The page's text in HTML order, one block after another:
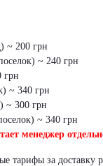
~ 200 грн
~ 240 грн
грн
~ 340 грн
~ 300 грн
~ 340 грн
менеджер
тарифы за доставку